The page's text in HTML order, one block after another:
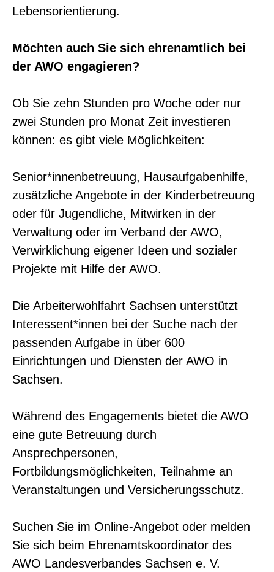
Lebensorientierung.
Möchten auch Sie sich ehrenamtlich bei
der AWO engagieren?
Ob Sie zehn Stunden pro Woche oder nur
zwei Stunden pro Monat Zeit investieren
können: es gibt viele Möglichkeiten:
Senior*innenbetreuung, Hausaufgabenhilfe,
zusätzliche Angebote in der Kinderbetreuung
oder für Jugendliche, Mitwirken in der
Verwaltung oder im Verband der AWO,
Verwirklichung eigener Ideen und sozialer
Projekte mit Hilfe der AWO.
Die Arbeiterwohlfahrt Sachsen unterstützt
Interessent*innen bei der Suche nach der
passenden Aufgabe in über 600
Einrichtungen und Diensten der AWO in
Sachsen.
Während des Engagements bietet die AWO
eine gute Betreuung durch
Ansprechpersonen,
Fortbildungsmöglichkeiten, Teilnahme an
Veranstaltungen und Versicherungsschutz.
Suchen Sie im Online-Angebot oder melden
Sie sich beim Ehrenamtskoordinator des
AWO Landesverbandes Sachsen e. V.